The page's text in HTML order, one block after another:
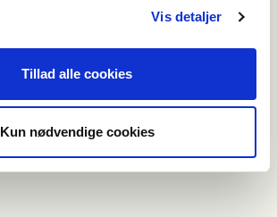
Vis detaljer
Tillad alle cookies
Kun nødvendige cookies